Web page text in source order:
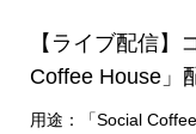
【ライブ配信】
Coffee House」
用途：「Social